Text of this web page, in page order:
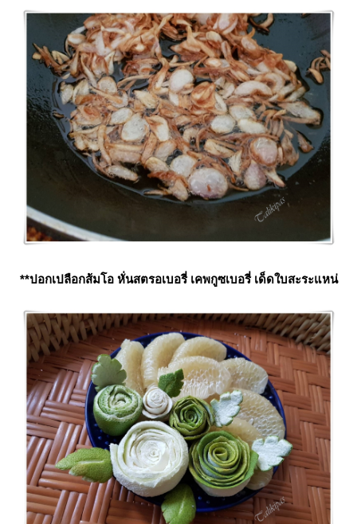
**ปอกเปลือกส้มโอ หั่นสตรอเบอรี่ เคพกูซเบอรี่ เด็ดใบสะระแหน่